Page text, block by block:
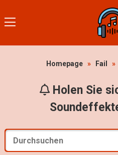
Homepage » Fail »
Holen Sie